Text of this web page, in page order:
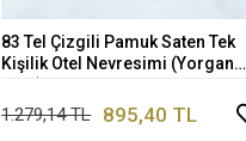
Sepete Ekle
83 Tel Çizgili Pamuk Saten Tek
Kişilik Otel Nevresimi (Yorgan
1.279,14 TL 895,40 TL